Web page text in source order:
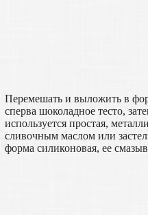
Перемешать и выложить в
сперва шоколадное тесто,
используется простая,
сливочным маслом или
форма силиконовая, ее